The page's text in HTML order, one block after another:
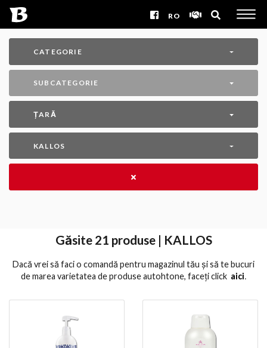
RO
CATEGORIE
SUBCATEGORIE
ȚARĂ
KALLOS
Găsite 21 produse | KALLOS
Dacă vrei să faci o comandă pentru magazinul tău și să te bucuri
de marea varietatea de produse autohtone, faceți click aici․